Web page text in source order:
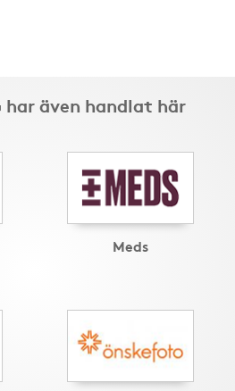
har även handlat här
Meds